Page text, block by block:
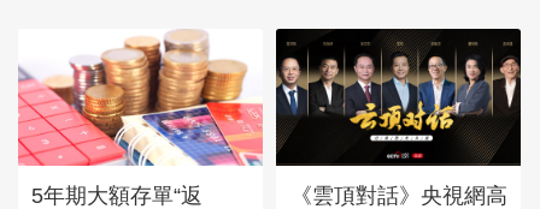
5年期大額存單“返
《雲頂對話》央視網高